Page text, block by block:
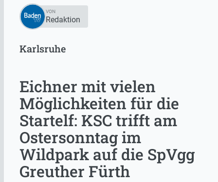
VON
Redaktion
Karlsruhe
Eichner mit vielen
Möglichkeiten für die
Startelf: KSC trifft am
Ostersonntag im
Wildpark auf die SpVgg
Greuther Fürth